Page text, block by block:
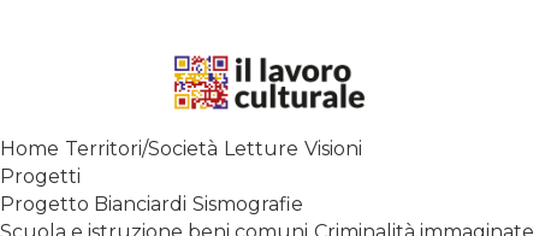
SPALANCARE LE FINESTRE DEI
CONTEMPORANEO
Home Territori/Società Letture Visioni
Progetti
Progetto Bianciardi Sismografie